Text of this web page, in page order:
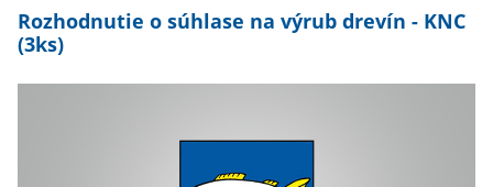
Rozhodnutie o súhlase na výrub drevín - KNC
(3ks)